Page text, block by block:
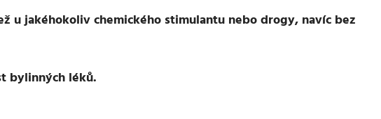
u jakéhokoliv chemického stimulantu nebo drogy, navíc bez
bylinných léků.